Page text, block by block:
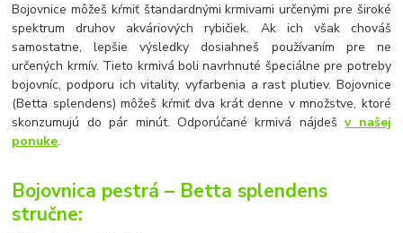
Bojovnice môžeš kŕmiť štandardnými krmivami určenými pre široké
spektrum druhov akváriových rybičiek. Ak ich však chováš
samostatne, lepšie výsledky dosiahneš používaním pre ne
určených krmív. Tieto krmivá boli navrhnuté špeciálne pre potreby
bojovníc, podporu ich vitality, vyfarbenia a rast plutiev. Bojovnice
(Betta splendens) môžeš kŕmiť dva krát denne v množstve, ktoré
skonzumujú do pár minút. Odporúčané krmivá nájdešv našej
ponuke.
Bojovnica pestrá – Betta splendens
stručne: